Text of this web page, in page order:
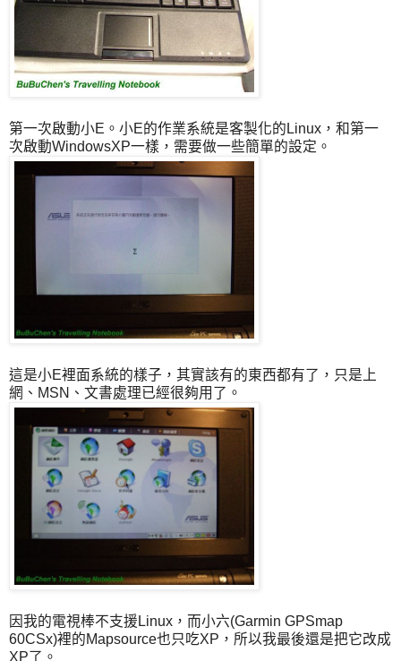
第一次啟動小E。小E的作業系統是客製化的Linux，和第一
次啟動WindowsXP一樣，需要做一些簡單的設定。
這是小E裡面系統的樣子，其實該有的東西都有了，只是上
網、MSN、文書處理已經很夠用了。
因我的電視棒不支援Linux，而小六(Garmin GPSmap
60CSx)裡的Mapsource也只吃XP，所以我最後還是把它改成
XP了。